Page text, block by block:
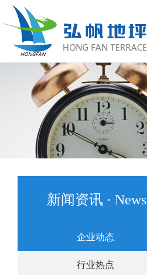
新闻资讯 · News
企业动态
行业热点